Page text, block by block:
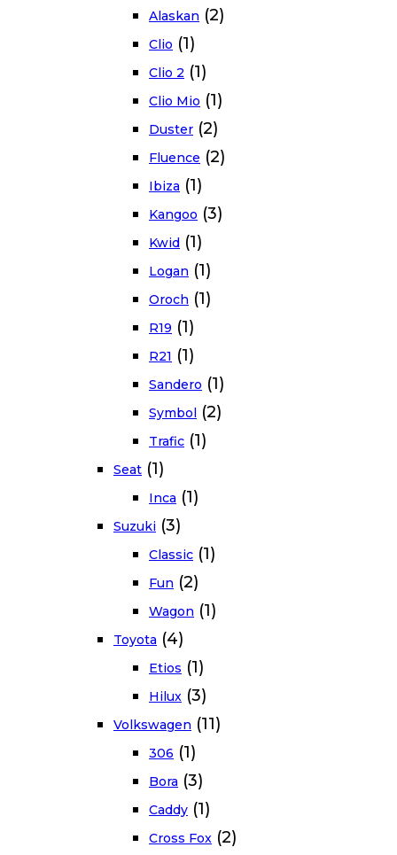
Alaskan (2)
Clio (1)
Clio 2 (1)
Clio Mio (1)
Duster (2)
Fluence (2)
Ibiza (1)
Kangoo (3)
Kwid (1)
Logan (1)
Oroch (1)
R19 (1)
R21 (1)
Sandero (1)
Symbol (2)
Trafic (1)
Seat (1)
Inca (1)
Suzuki (3)
Classic (1)
Fun (2)
Wagon (1)
Toyota (4)
Etios (1)
Hilux (3)
Volkswagen (11)
306 (1)
Bora (3)
Caddy (1)
Cross Fox (2)